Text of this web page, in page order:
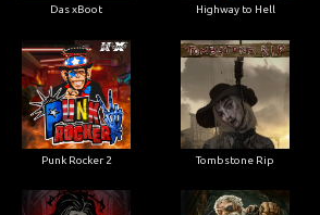
Das xBoot Highway to Hell
Punk Rocker 2 Tombstone Rip